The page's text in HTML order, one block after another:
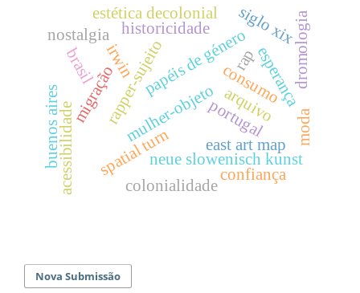
rap
mulher-objeto
rapper-sujeitopapéis de género
portugal
east art map
irwin
neue slowenisch kunst
spatial turn
migração
confiança
esperança
historicidade
estética decolonial
colonialidade
brasil
acessibilidade arquivo
nostalgia dromologia
moda
consumo
buenos aires
siglo xix
Nova Submissão